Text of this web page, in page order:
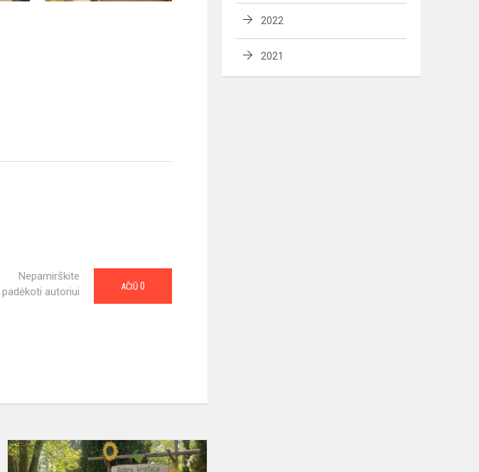
Nepamirškite
padėkoti autoriui
AČIŪ 0
Tvarumo
pamokos
Akcija
„Rudens
2022
2021